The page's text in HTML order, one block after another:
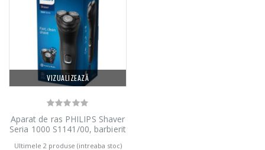
VIZUALIZEAZĂ
Aparat de ras PHILIPS Shaver
Seria 1000 S1141/00, barbierit
Ultimele 2 produse (intreaba stoc)